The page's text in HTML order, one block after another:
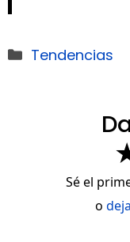
Categorías
Tendencias
Sé el
o